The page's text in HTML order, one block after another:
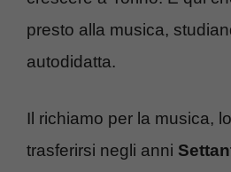
presto alla musica,
autodidatta.
Il richiamo per la musica,
trasferirsi negli anni